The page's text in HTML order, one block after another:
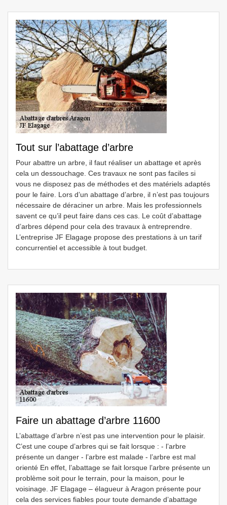
Tout sur l’abattage d’arbre
Pour abattre un arbre, il faut réaliser un abattage et après
cela un dessouchage. Ces travaux ne sont pas faciles si
vous ne disposez pas de méthodes et des matériels adaptés
pour le faire. Lors d’un abattage d’arbre, il n’est pas toujours
nécessaire de déraciner un arbre. Mais les professionnels
savent ce qu’il peut faire dans ces cas. Le coût d’abattage
d’arbres dépend pour cela des travaux à entreprendre.
L’entreprise JF Elagage propose des prestations à un tarif
concurrentiel et accessible à tout budget.
Faire un abattage d’arbre 11600
L’abattage d’arbre n’est pas une intervention pour le plaisir.
C’est une coupe d’arbres qui se fait lorsque : - l’arbre
présente un danger - l’arbre est malade - l’arbre est mal
orienté En effet, l’abattage se fait lorsque l’arbre présente un
problème soit pour le terrain, pour la maison, pour le
voisinage. JF Elagage – élagueur à Aragon présente pour
cela des services fiables pour toute demande d’abattage